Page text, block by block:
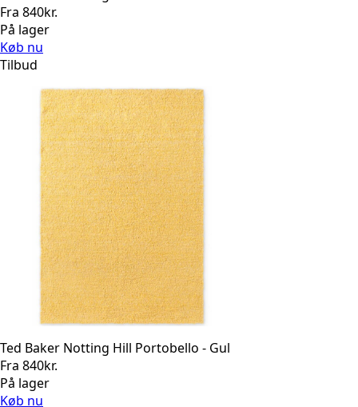
Fra 840kr.
På lager
Køb nu
Tilbud
Ted Baker Notting Hill Portobello - Gul
Fra 840kr.
På lager
Køb nu